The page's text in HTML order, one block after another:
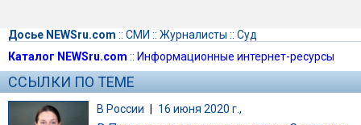
Досье NEWSru.com :: СМИ :: Журналисты :: Суд
Каталог NEWSru.com :: Информационные интернет-ресурсы
ССЫЛКИ ПО ТЕМЕ
В России | 16 июня 2020 г.,